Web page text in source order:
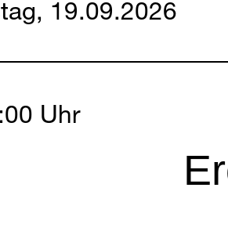
19.09.2026
19
Uhr